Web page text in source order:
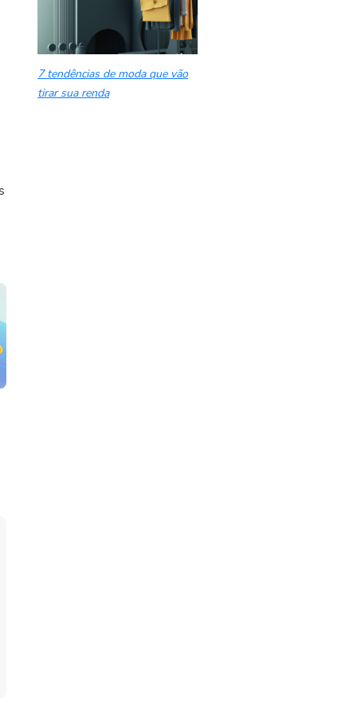
7 tendências de moda que vão
tirar sua renda